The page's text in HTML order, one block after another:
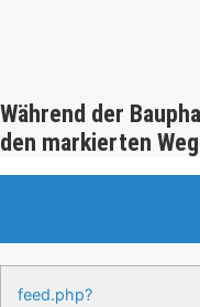
Während der
den markierten
feed.php?